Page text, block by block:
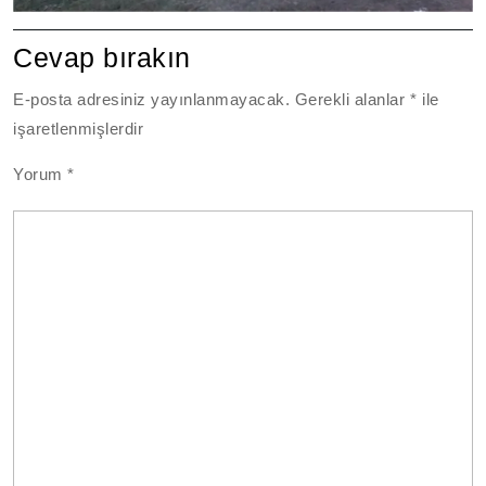
Cevap bırakın
E-posta adresiniz yayınlanmayacak. Gerekli alanlar* ile
işaretlenmişlerdir
Yorum*